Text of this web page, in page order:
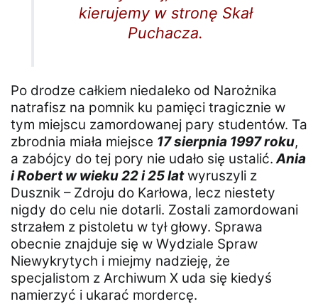
kierujemy w stronę Skał
Puchacza.
Po drodze całkiem niedaleko od Narożnika
natrafisz na pomnik ku pamięci tragicznie w
tym miejscu zamordowanej pary studentów. Ta
zbrodnia miała miejsce 17 sierpnia 1997 roku,
a zabójcy do tej pory nie udało się ustalić. Ania
i Robert w wieku 22 i 25 latwyruszyli z
Dusznik – Zdroju do Karłowa, lecz niestety
nigdy do celu nie dotarli. Zostali zamordowani
strzałem z pistoletu w tył głowy. Sprawa
obecnie znajduje się w Wydziale Spraw
Niewykrytych i miejmy nadzieję, że
specjalistom z Archiwum X uda się kiedyś
namierzyć i ukarać mordercę.